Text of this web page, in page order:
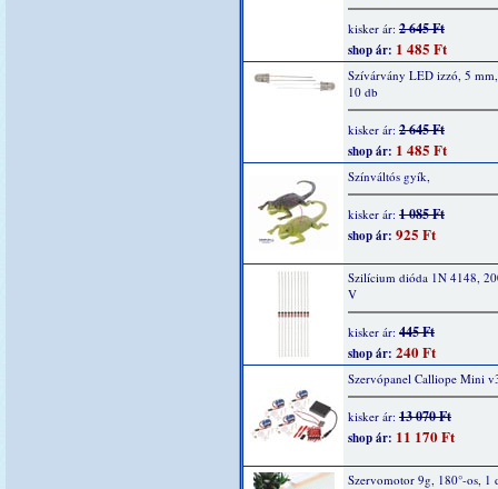
kisker ár: 2 645 Ft
shop ár: 1 485 Ft
Szívárvány LED izzó, 5
10 db
kisker ár: 2 645 Ft
shop ár: 1 485 Ft
Színváltós gyík,
kisker ár: 1 085 Ft
shop ár: 925 Ft
Szilícium dióda 1N 4148,
V
kisker ár: 445 Ft
shop ár: 240 Ft
Szervópanel Calliope Mini
kisker ár: 13 070 Ft
shop ár: 11 170 Ft
Szervomotor 9g, 180°-os, 1